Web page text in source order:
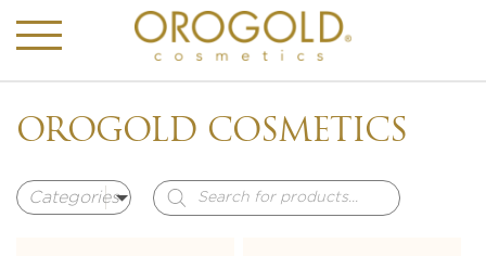
OROGOLD COSMETICS
Products
search